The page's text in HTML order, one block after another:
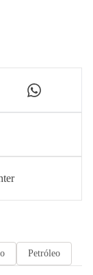
Petróleo